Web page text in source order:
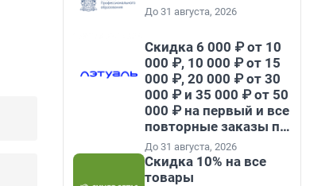
До 31 августа, 2026
Скидка 6 000 ₽ от 10
000 ₽, 10 000 ₽ от 15
000 ₽, 20 000 ₽ от 30
000 ₽ и 35 000 ₽ от 50
000 ₽ на первый и все
повторные заказы по
промокоду НАБЕРИ
До 31 августа, 2026
Скидка 10% на все
товары